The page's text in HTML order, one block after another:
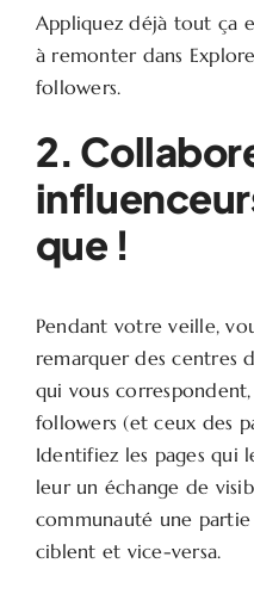
Appliquez déjà tout ça
à remonter dans
followers.
2.
que !
Pendant votre veille,
remarquer des centres
qui vous
followers (et ceux des
Identifiez les pages qui
leur un échange de
communauté une partie
ciblent et vice-versa.